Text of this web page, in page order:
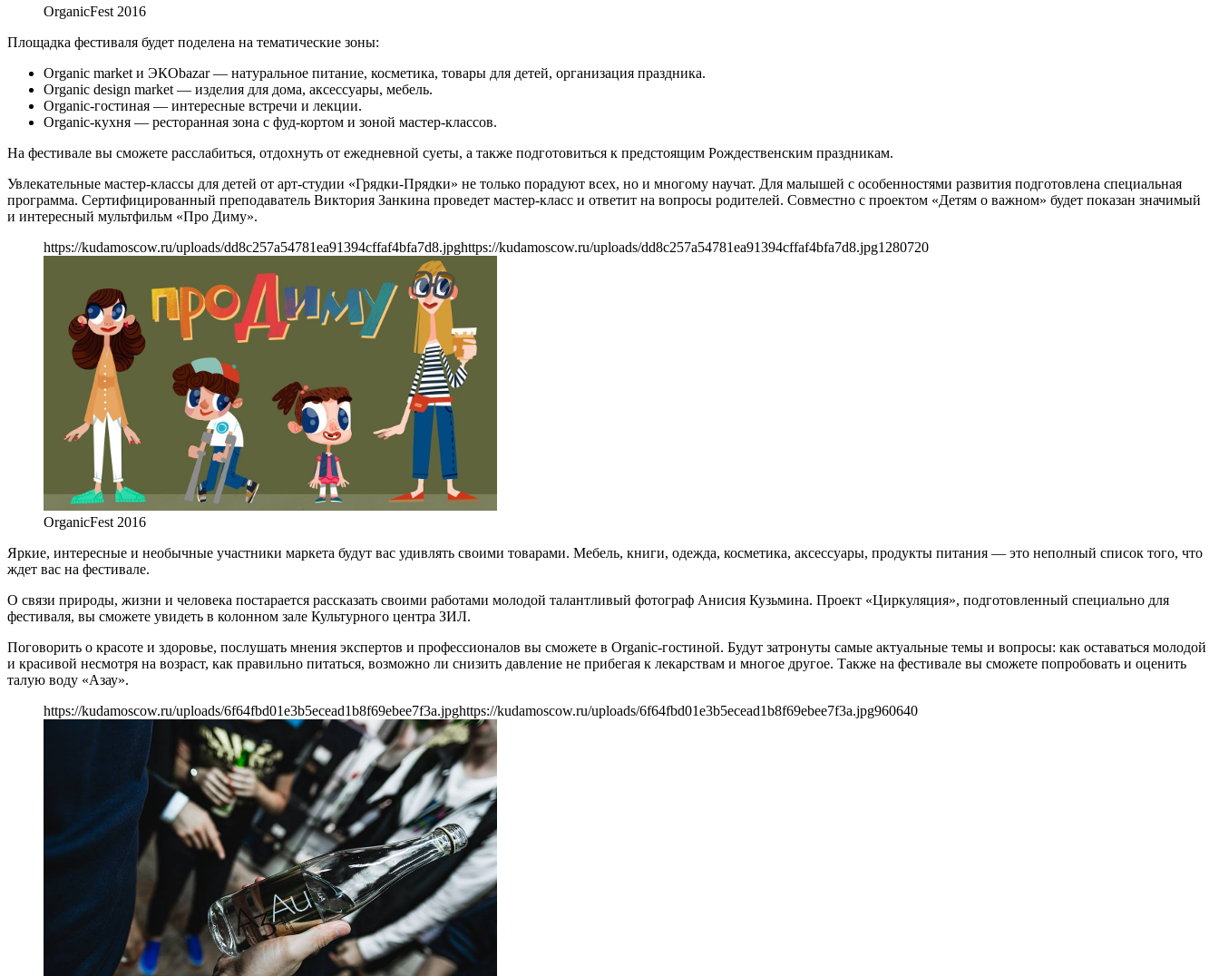
OrganicFest 2016
Площадка фестиваля будет поделена на тематические зоны:
Organic market и ЭКОbazar — натуральное питание, косметика, товары для детей, организация праздника.
Organic design market — изделия для дома, аксессуары, мебель.
Organic-гостиная — интересные встречи и лекции.
Organic-кухня — ресторанная зона с фуд-кортом и зоной мастер-классов.
На фестивале вы сможете расслабиться, отдохнуть от ежедневной суеты, а также подготовиться к предстоящим Рождественским праздникам.
Увлекательные мастер-классы для детей от арт-студии «Грядки-Прядки» не только порадуют всех, но и многому научат. Для малышей с особенностями развития подготовлена специальная
программа. Сертифицированный преподаватель Виктория Занкина проведет мастер-класс и ответит на вопросы родителей. Совместно с проектом «Детям о важном» будет показан значимый
и интересный мультфильм «Про Диму».
https://kudamoscow.ru/uploads/dd8c257a54781ea91394cffaf4bfa7d8.jpghttps://kudamoscow.ru/uploads/dd8c257a54781ea91394cffaf4bfa7d8.jpg1280720
OrganicFest 2016
Яркие, интересные и необычные участники маркета будут вас удивлять своими товарами. Мебель, книги, одежда, косметика, аксессуары, продукты питания — это неполный список того, что
ждет вас на фестивале.
О связи природы, жизни и человека постарается рассказать своими работами молодой талантливый фотограф Анисия Кузьмина. Проект «Циркуляция», подготовленный специально для
фестиваля, вы сможете увидеть в колонном зале Культурного центра ЗИЛ.
Поговорить о красоте и здоровье, послушать мнения экспертов и профессионалов вы сможете в Organic-гостиной. Будут затронуты самые актуальные темы и вопросы: как оставаться молодой
и красивой несмотря на возраст, как правильно питаться, возможно ли снизить давление не прибегая к лекарствам и многое другое. Также на фестивале вы сможете попробовать и оценить
талую воду «Азау».
https://kudamoscow.ru/uploads/6f64fbd01e3b5ecead1b8f69ebee7f3a.jpghttps://kudamoscow.ru/uploads/6f64fbd01e3b5ecead1b8f69ebee7f3a.jpg960640